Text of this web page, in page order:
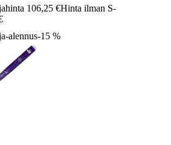
106,25 €Hinta ilman S-
alennus-15 %